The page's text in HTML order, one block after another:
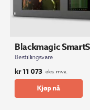
Blackmagic
Bestillingsvare
kr11 073 eks. mva.
Kjøp nå